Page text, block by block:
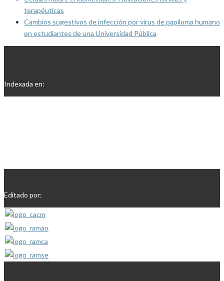
terapéuticas
Cambios sugestivos de infección por virus de papiloma humano
en estudiantes de una Universidad Pública
Indexada en:
Editado por: